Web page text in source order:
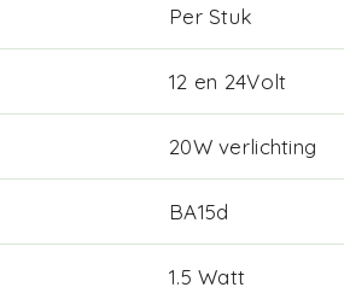
Per Stuk
12 en 24Volt
20W verlichting
BA15d
1.5 Watt